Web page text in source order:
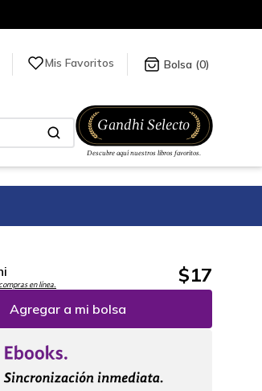
de títulos en nuestra tienda en línea.
Mis Favoritos 0
en línea. $17
Agregar a mi bolsa